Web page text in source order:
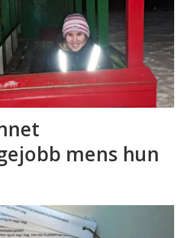
mens hun